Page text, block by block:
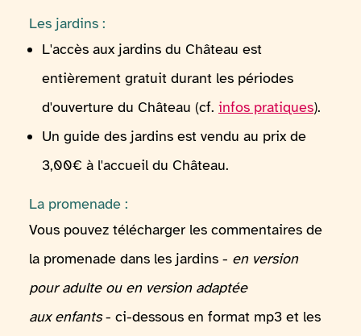
Les jardins :
L'accès aux jardins du Château est
entièrement gratuit durant les périodes
d'ouverture du Château (cf. infos pratiques).
Un guide des jardins est vendu au prix de
3,00€ à l'accueil du Château.
La promenade :
Vous pouvez télécharger les commentaires de
la promenade dans les jardins - en version
pour adulte ou en version adaptée
aux enfants- ci-dessous en format mp3 et les